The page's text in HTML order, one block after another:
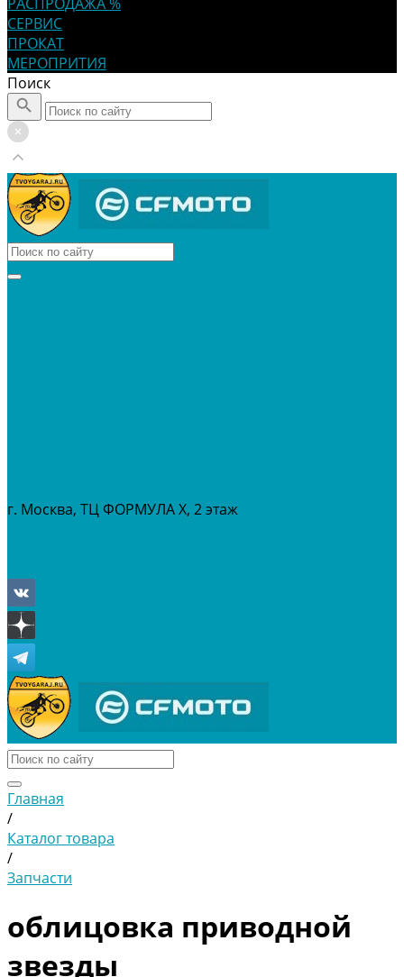
СЕРВИС
ПРОКАТ
МЕРОПРИТИЯ
Поиск
г. Москва, ТЦ ФОРМУЛА Х, 2 этаж
Главная
/
Каталог товара
/
Запчасти
облицовка приводной
звезды